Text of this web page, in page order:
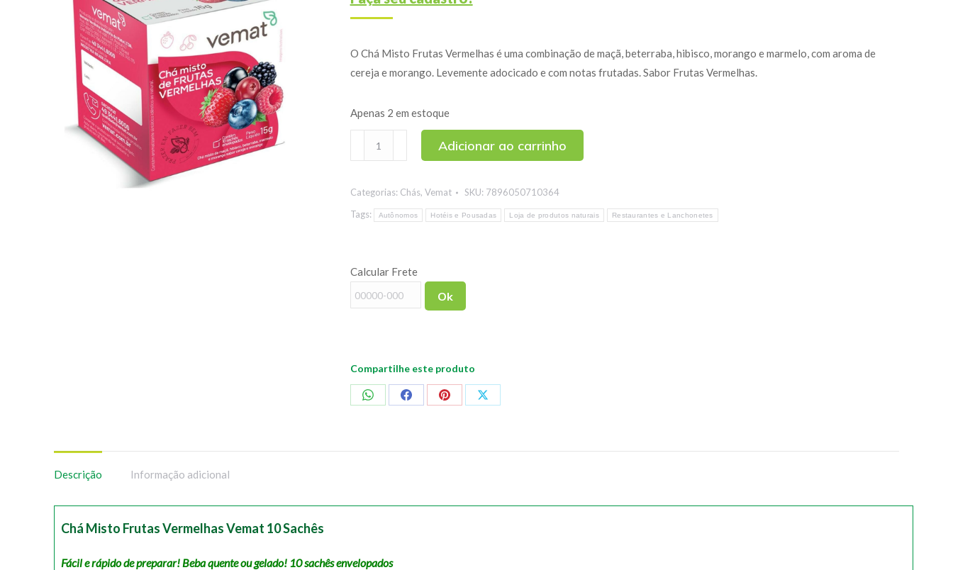
O Chá Misto Frutas Vermelhas é uma combinação de maçã, beterraba, hibisco, morango e marmelo, com aroma de
cereja e morango. Levemente adocicado e com notas frutadas. Sabor Frutas Vermelhas.
Apenas 2 em estoque
Misto
Vermelhas
Vemat
quantidade
Adicionar ao carrinho
Categorias: Chás, Vemat SKU: 7896050710364
Tags:
Autônomos Hotéis e Pousadas Loja de produtos naturais Restaurantes e Lanchonetes
Calcular Frete
Ok
Compartilhe este produto
CompartilharCompartilharCompartilharCompartilhar
Descrição Informação adicional
Chá Misto Frutas Vermelhas Vemat 10 Sachês
Fácil e rápido de preparar! Beba quente ou gelado! 10 sachês envelopados